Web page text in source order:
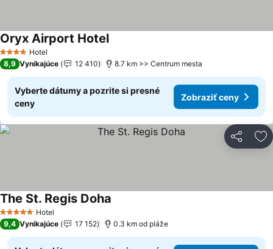
4 Počet hviezdičiek
Hotel
Oryx Airport Hotel
8,9 Vynikajúce 12 410 8.7 km >> Centrum mesta
Vyberte dátumy a pozrite si presné
ceny
Zobraziť ceny
Zdieľať
5 Počet hviezdičiek
Hotel
The St. Regis Doha
9,4 Vynikajúce 17 152 0.3 km od pláže